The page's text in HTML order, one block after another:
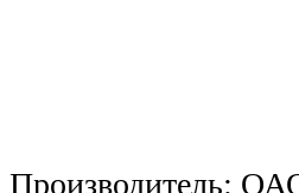
Производитель: